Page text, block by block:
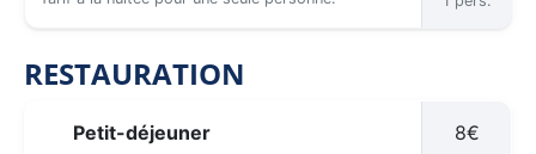
RESTAURATION
Petit-déjeuner 8€